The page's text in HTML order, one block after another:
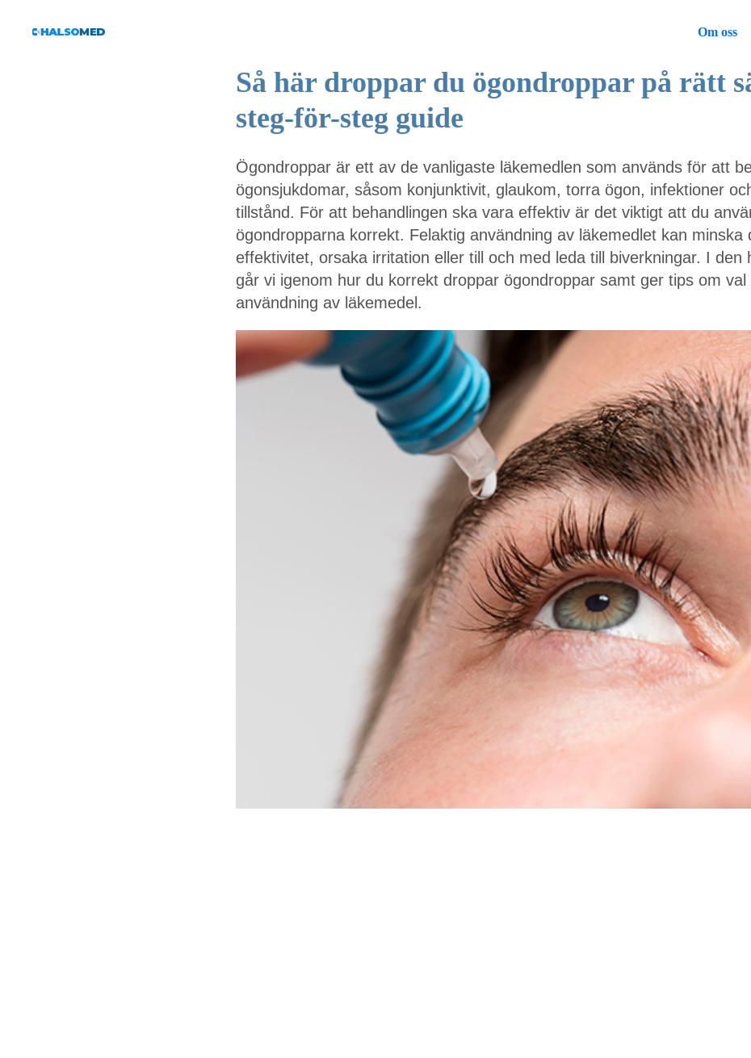
Om oss
Så här droppar du ögondroppar på rätt
steg-för-steg guide
Ögondroppar är ett av de vanligaste läkemedlen som används för att
ögonsjukdomar, såsom konjunktivit, glaukom, torra ögon, infektioner
tillstånd. För att behandlingen ska vara effektiv är det viktigt att du
ögondropparna korrekt. Felaktig användning av läkemedlet kan minska
effektivitet, orsaka irritation eller till och med leda till biverkningar. I den
går vi igenom hur du korrekt droppar ögondroppar samt ger tips om val
användning av läkemedel.